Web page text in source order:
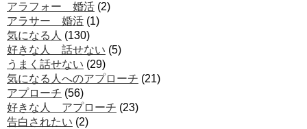
アラフォー 婚活 (2)
アラサー 婚活 (1)
気になる人 (130)
好きな人 話せない (5)
うまく話せない (29)
気になる人へのアプローチ (21)
アプローチ (56)
好きな人 アプローチ (23)
告白されたい (2)